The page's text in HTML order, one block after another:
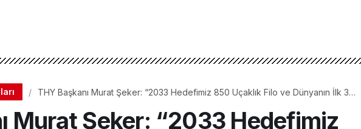
THY Başkanı Murat Şeker: “2033 Hedefimiz 850 Uçaklık Filo ve Dünyanın İlk 3
Murat Şeker: “2033 Hedefimiz